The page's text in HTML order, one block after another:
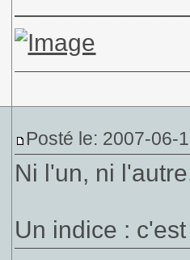
Posté le: 2007-06-
Ni l'un, ni
Un indice :